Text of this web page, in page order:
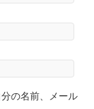
の名前、メール